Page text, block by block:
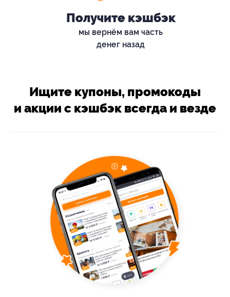
Получите кэшбэк
мы вернём вам часть
денег назад
Ищите купоны, промокоды
и акции с кэшбэк всегда и везде